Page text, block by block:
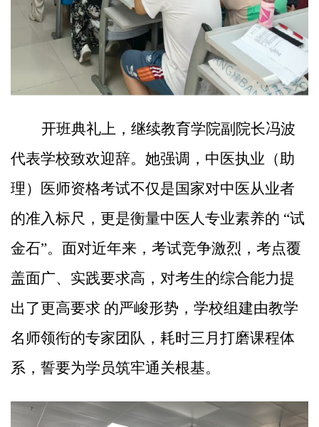
开班典礼上，继续教育学院副院长冯波
代表学校致欢迎辞。她强调，中医执业（助
理）医师资格考试不仅是国家对中医从业者
的准入标尺，更是衡量中医人专业素养的 “试
金石”。面对近年来，考试竞争激烈，考点覆
盖面广、实践要求高，对考生的综合能力提
出了更高要求 的严峻形势，学校组建由教学
名师领衔的专家团队，耗时三月打磨课程体
系，誓要为学员筑牢通关根基。